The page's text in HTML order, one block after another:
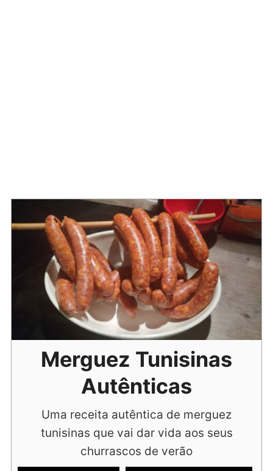
Merguez Tunisinas
Autênticas
Uma receita autêntica de merguez
tunisinas que vai dar vida aos seus
churrascos de verão